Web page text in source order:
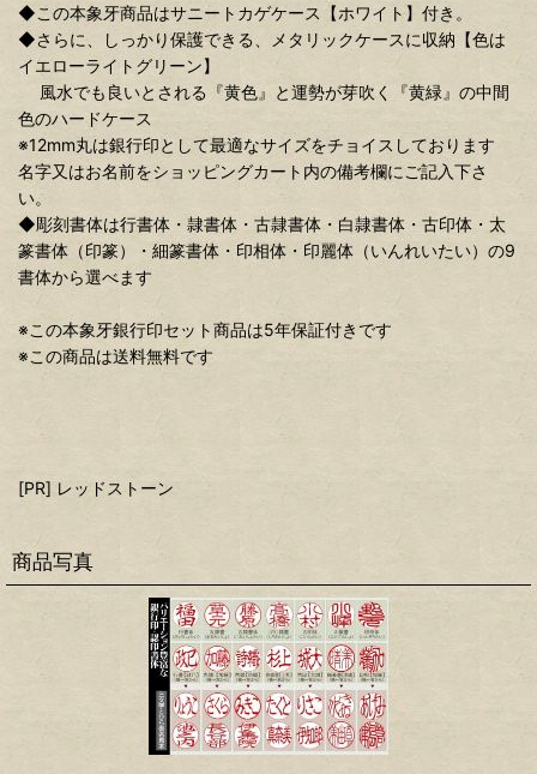
◆この本象牙商品はサニートカゲケース【ホワイト】付き。
◆さらに、しっかり保護できる、メタリックケースに収納【色は
イエローライトグリーン】
風水でも良いとされる『黄色』と運勢が芽吹く『黄緑』の中間
色のハードケース
※12mm丸は銀行印として最適なサイズをチョイスしております
名字又はお名前をショッピングカート内の備考欄にご記入下さ
い。
◆彫刻書体は行書体・隷書体・古隷書体・白隷書体・古印体・太
篆書体（印篆）・細篆書体・印相体・印麗体（いんれいたい）の9
書体から選べます
※この本象牙銀行印セット商品は5年保証付きです
※この商品は送料無料です
[PR] レッドストーン
商品写真